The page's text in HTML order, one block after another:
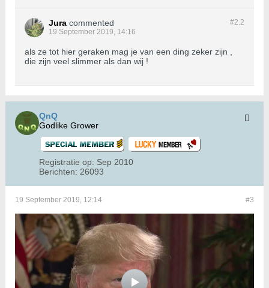
#2.2
Jura commented
19 September 2019, 14:16
als ze tot hier geraken mag je van een ding zeker zijn ,
die zijn veel slimmer als dan wij !
QnQ
Godlike Grower
Registratie op: Sep 2010
Berichten: 26093
#3
19 September 2019, 12:14